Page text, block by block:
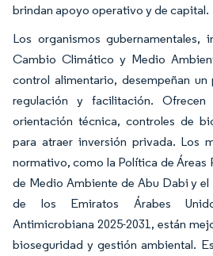
brindan apoyo operativo y de capital.
Los organismos gubernamentales,
Cambio Climático y Medio
control alimentario, desempeñan un
regulación y facilitación. Ofrecen
orientación técnica, controles de
para atraer inversión privada. Los
normativo, como la Política de Áreas
de Medio Ambiente de Abu Dabi y
de los Emiratos Árabes
Antimicrobiana 2025-2031, están
bioseguridad y gestión ambiental.